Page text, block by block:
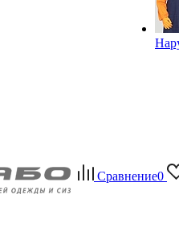
Сравнение0